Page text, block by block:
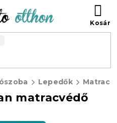
Lepedők
matracvédő